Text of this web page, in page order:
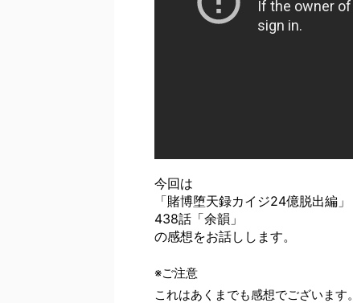
今回は
「賭博堕天録カイジ24億脱出編」
438話「余韻」
の感想をお話しします。
※ご注意
これはあくまでも感想でございます。